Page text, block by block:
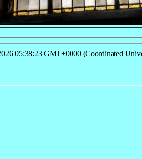
05:38:23 GMT+0000 (Coordinated